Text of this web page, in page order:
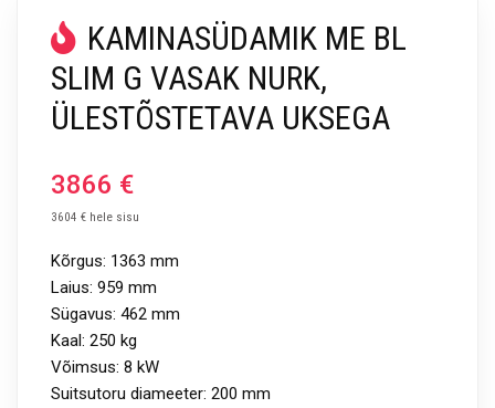
KAMINASÜDAMIK ME BL
SLIM G VASAK NURK,
ÜLESTÕSTETAVA UKSEGA
3866 €
3604 € hele sisu
Kõrgus: 1363 mm
Laius: 959 mm
Sügavus: 462 mm
Kaal: 250 kg
Võimsus: 8 kW
Suitsutoru diameeter: 200 mm